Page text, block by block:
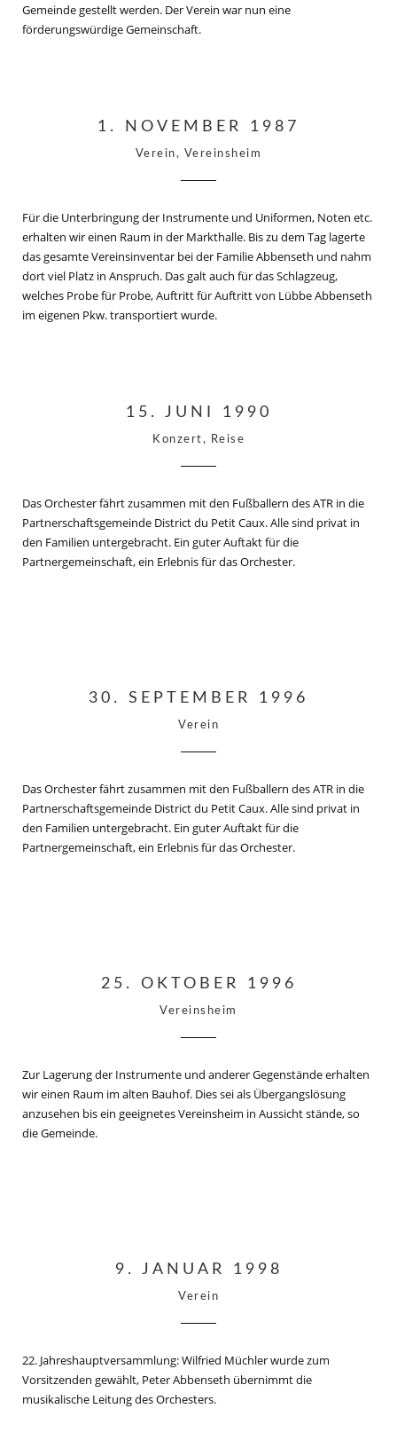
Gemeinde gestellt werden. Der Verein war nun eine
förderungswürdige Gemeinschaft.
1. NOVEMBER 1987
Verein, Vereinsheim
Für die Unterbringung der Instrumente und Uniformen, Noten etc.
erhalten wir einen Raum in der Markthalle. Bis zu dem Tag lagerte
das gesamte Vereinsinventar bei der Familie Abbenseth und nahm
dort viel Platz in Anspruch. Das galt auch für das Schlagzeug,
welches Probe für Probe, Auftritt für Auftritt von Lübbe Abbenseth
im eigenen Pkw. transportiert wurde.
15. JUNI 1990
Konzert, Reise
Das Orchester fährt zusammen mit den Fußballern des ATR in die
Partnerschaftsgemeinde District du Petit Caux. Alle sind privat in
den Familien untergebracht. Ein guter Auftakt für die
Partnergemeinschaft, ein Erlebnis für das Orchester.
30. SEPTEMBER 1996
Verein
Das Orchester fährt zusammen mit den Fußballern des ATR in die
Partnerschaftsgemeinde District du Petit Caux. Alle sind privat in
den Familien untergebracht. Ein guter Auftakt für die
Partnergemeinschaft, ein Erlebnis für das Orchester.
25. OKTOBER 1996
Vereinsheim
Zur Lagerung der Instrumente und anderer Gegenstände erhalten
wir einen Raum im alten Bauhof. Dies sei als Übergangslösung
anzusehen bis ein geeignetes Vereinsheim in Aussicht stände, so
die Gemeinde.
9. JANUAR 1998
Verein
22. Jahreshauptversammlung: Wilfried Müchler wurde zum
Vorsitzenden gewählt, Peter Abbenseth übernimmt die
musikalische Leitung des Orchesters.